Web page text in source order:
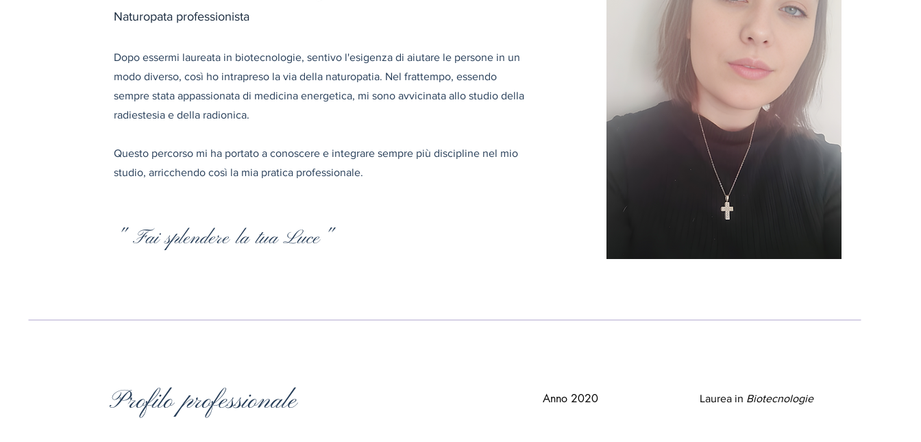
Naturopata professionista
Dopo essermi laureata in biotecnologie, sentivo l'esigenza di aiutare le persone in un
modo diverso, così ho intrapreso la via della naturopatia. Nel frattempo, essendo
sempre stata appassionata di medicina energetica, mi sono avvicinata allo studio della
radiestesia e della radionica.
Questo percorso mi ha portato a conoscere e integrare sempre più discipline nel mio
studio, arricchendo così la mia pratica professionale.
" Fai splendere la tua Luce"
Profilo professionale Anno 2020 Laurea in Biotecnologie